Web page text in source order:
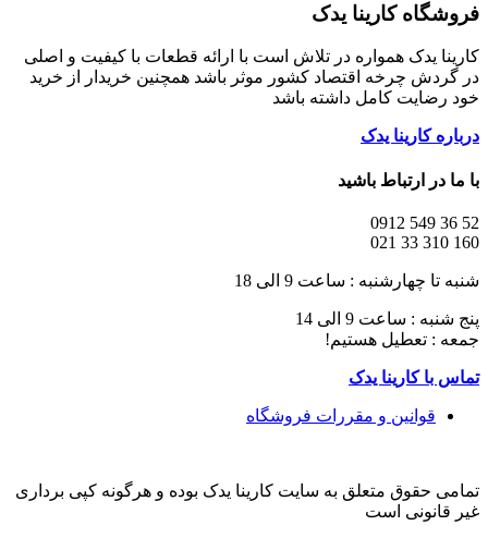
فروشگاه کارینا یدک
کارینا یدک همواره در تلاش است با ارائه قطعات با کیفیت و اصلی
در گردش چرخه اقتصاد کشور موثر باشد همچنین خریدار از خرید
خود رضایت کامل داشته باشد
درباره کارینا یدک
با ما در ارتباط باشید
52 36 549 0912
160 310 33 021
شنبه تا چهارشنبه : ساعت 9 الی 18
پنج شنبه : ساعت 9 الی 14
جمعه : تعطیل هستیم!
تماس با کارینا یدک
قوانین و مقررات فروشگاه
تمامی حقوق متعلق به سایت کارینا یدک بوده و هرگونه کپی برداری
غیر قانونی است